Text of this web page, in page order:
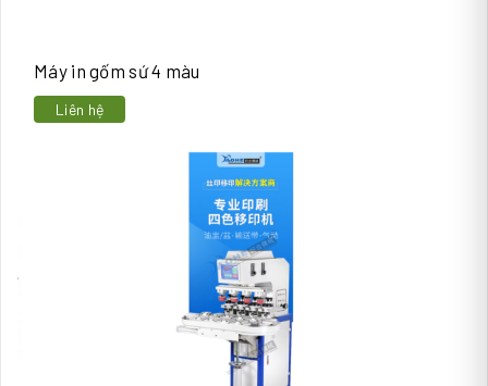
Máy in gốm sứ 4 màu
Liên hệ